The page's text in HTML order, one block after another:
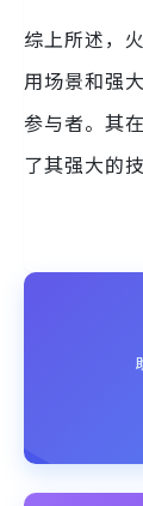
综上所述，
用场景和强
参与者。其
了其强大的